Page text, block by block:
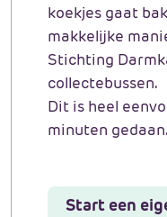
koekjes gaat
makkelijke
Stichting
collectebussen.
Dit is heel
minuten
Start een